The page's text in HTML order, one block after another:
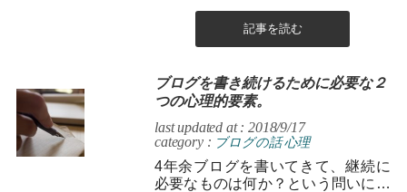
た。 — ミミ（ヨロ） (@mimiy...
記事を読む
ブログを書き続けるために必要な２
つの心理的要素。
last updated at : 2018/9/17
category : ブログの話 心理
4年余ブログを書いてきて、継続に
必要なものは何か？という問いに対